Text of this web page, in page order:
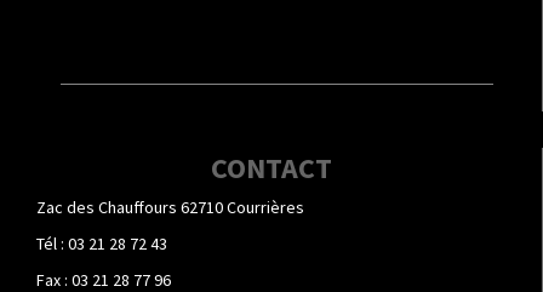
CONTACT
Zac des Chauffours 62710 Courrières
Tél : 03 21 28 72 43
Fax : 03 21 28 77 96